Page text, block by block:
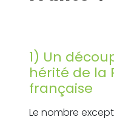
1) Un
hérité de la
française
Le nombre